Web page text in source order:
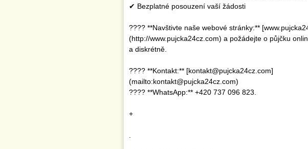
✔ Bezplatné posouzení vaší žádosti
???? **Navštivte naše webové stránky:**
(http://www.pujcka24cz.com) a požádejte o půjčku
a diskrétně.
???? **Kontakt:** [kontakt@pujcka24cz.com]
(mailto:kontakt@pujcka24cz.com)
???? **WhatsApp:** +420 737 096 823.
+